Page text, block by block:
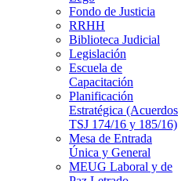
Fondo de Justicia
RRHH
Biblioteca Judicial
Legislación
Escuela de
Capacitación
Planificación
Estratégica (Acuerdos
TSJ 174/16 y 185/16)
Mesa de Entrada
Única y General
MEUG Laboral y de